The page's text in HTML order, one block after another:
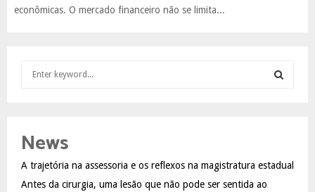
econômicas. O mercado financeiro não se limita...
h
o
r
A
News
A trajetória na assessoria e os reflexos na magistratura estadual
Antes da cirurgia, uma lesão que não pode ser sentida ao